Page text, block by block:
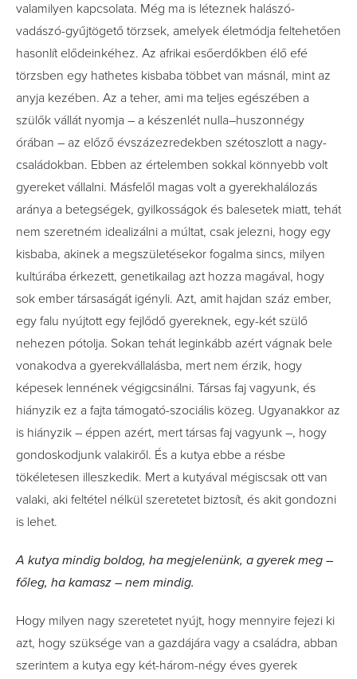
valamilyen kapcsolata. Még ma is léteznek halászó-
vadászó-gyűjtögető törzsek, amelyek életmódja feltehetően
hasonlít elődeinkéhez. Az afrikai esőerdőkben élő efé
törzsben egy hathetes kisbaba többet van másnál, mint az
anyja kezében. Az a teher, ami ma teljes egészében a
szülők vállát nyomja – a készenlét nulla–huszonnégy
órában – az előző évszázezredekben szétosz­lott a nagy­
családokban. Ebben az értelemben sokkal könnyebb volt
gyereket vállalni. Másfelől magas volt a gyerekhalálozás
aránya a betegségek, gyilkosságok és balesetek miatt, tehát
nem szeretném idealizálni a múltat, csak jelezni, hogy egy
kisbaba, akinek a megszületésekor fogalma sincs, milyen
kultúrába érkezett, genetikailag azt hozza magával, hogy
sok ember társaságát igényli. Azt, amit hajdan száz ember,
egy falu nyújtott egy fejlődő gyereknek, egy-két szülő
nehezen pótolja. Sokan tehát leginkább azért vágnak bele
vonakodva a gyerekvállalásba, mert nem érzik, hogy
képesek lennének végigcsinálni. Társas faj vagyunk, és
hiányzik ez a fajta támogató-szociális közeg. Ugyanakkor az
is hiányzik – éppen azért, mert társas faj vagyunk –, hogy
gondoskodjunk valakiről. És a kutya ebbe a résbe
tökéletesen illeszkedik. Mert a kutyával mégiscsak ott van
valaki, aki feltétel nélkül szeretetet biztosít, és akit gondozni
is lehet.
A kutya mindig boldog, ha megjelenünk, a gyerek meg –
főleg, ha kamasz – nem mindig.
Hogy milyen nagy szeretetet nyújt, hogy mennyire fejezi ki
azt, hogy szüksége van a gazdájára vagy a család­ra, abban
szerintem a kutya egy két-három-négy éves gyerek